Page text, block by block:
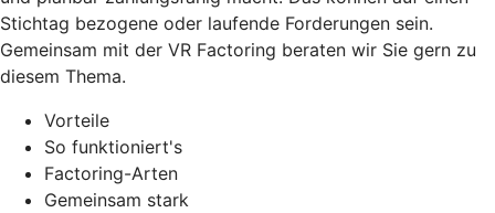
Stichtag bezogene oder laufende Forderungen sein.
Gemeinsam mit der VR Factoring beraten wir Sie gern zu
diesem Thema.
Vorteile
So funktioniert's
Factoring-Arten
Gemeinsam stark